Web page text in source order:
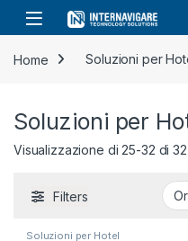
Skip to navigation
Skip to content
Home Soluzioni per
Soluzioni per
Visualizzazione di 25-32 di
Filters
Soluzioni per Hotel